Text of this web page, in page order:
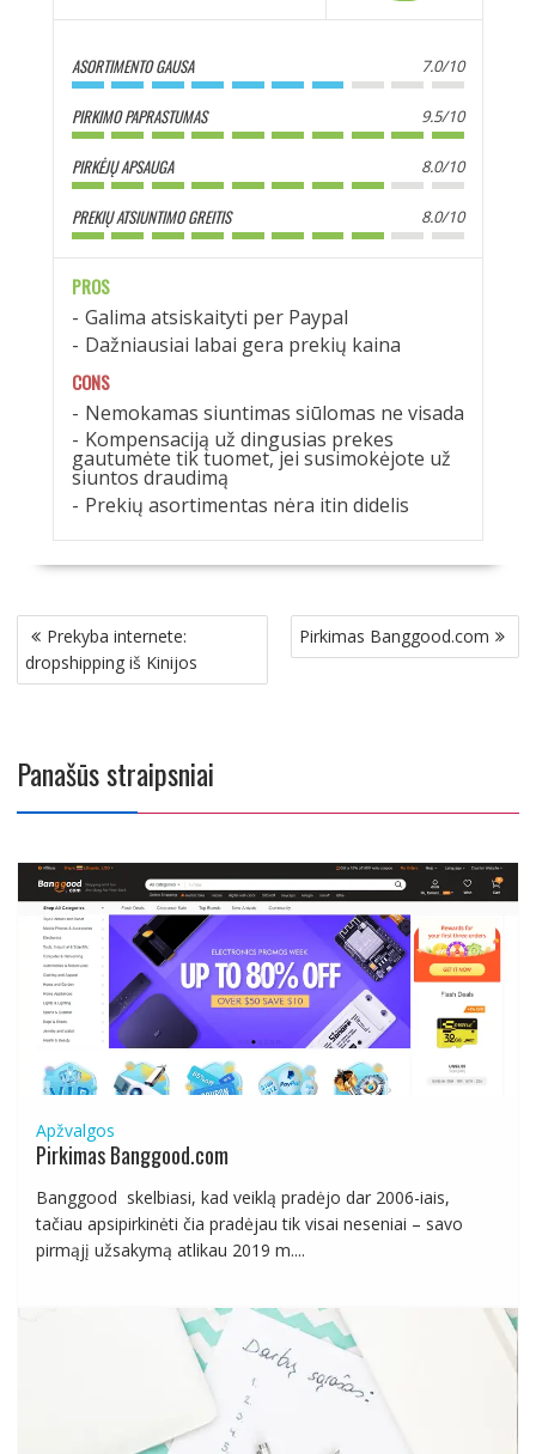
ASORTIMENTO GAUSA 7.0/10
PIRKIMO PAPRASTUMAS 9.5/10
PIRKĖJŲ APSAUGA 8.0/10
PREKIŲ ATSIUNTIMO GREITIS 8.0/10
PROS
Galima atsiskaityti per Paypal
Dažniausiai labai gera prekių kaina
CONS
Nemokamas siuntimas siūlomas ne visada
Kompensaciją už dingusias prekes
gautumėte tik tuomet, jei susimokėjote už
siuntos draudimą
Prekių asortimentas nėra itin didelis
Navigacija
tarp
įrašų
Prekyba internete:
dropshipping iš Kinijos
Pirkimas Banggood.com
Panašūs straipsniai
Apžvalgos
Pirkimas Banggood.com
Banggood skelbiasi, kad veiklą pradėjo dar 2006-iais,
tačiau apsipirkinėti čia pradėjau tik visai neseniai – savo
pirmąjį užsakymą atlikau 2019 m....